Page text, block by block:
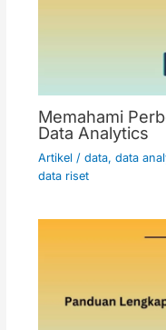
Memahami
Data Analytics
Artikel/ data, data
data riset